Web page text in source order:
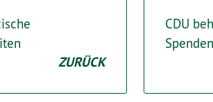
ZURÜCK
CDU